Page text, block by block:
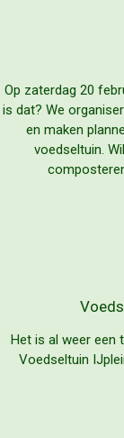
Op zaterdag 20
is dat? We
en maken
voedseltuin.
Het is al weer een
Voedseltuin